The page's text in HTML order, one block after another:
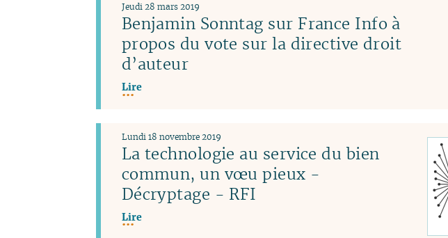
Benjamin Sonntag sur France Info à
propos du vote sur la directive droit
d’auteur
Jeudi 28 mars 2019
Lire
La technologie au service du bien
commun, un vœu pieux -
Décryptage - RFI
Lundi 18 novembre 2019
Lire